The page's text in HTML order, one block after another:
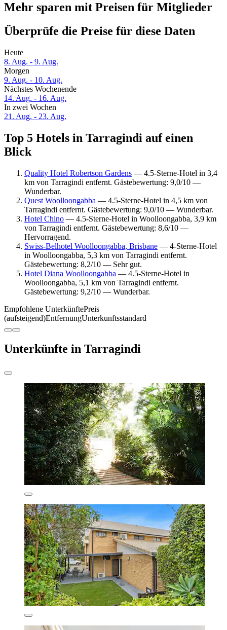
Mehr sparen mit Preisen für Mitglieder
Überprüfe die Preise für diese Daten
Heute
8. Aug. - 9. Aug.
Morgen
9. Aug. - 10. Aug.
Nächstes Wochenende
14. Aug. - 16. Aug.
In zwei Wochen
21. Aug. - 23. Aug.
Top 5 Hotels in Tarragindi auf einen
Blick
Quality Hotel Robertson Gardens — 4.5-Sterne-Hotel in 3,4
km von Tarragindi entfernt. Gästebewertung: 9,0/10 —
Wunderbar.
Quest Woolloongabba — 4.5-Sterne-Hotel in 4,5 km von
Tarragindi entfernt. Gästebewertung: 9,0/10 — Wunderbar.
Hotel Chino — 4.5-Sterne-Hotel in Woolloongabba, 3,9 km
von Tarragindi entfernt. Gästebewertung: 8,6/10 —
Hervorragend.
Swiss-Belhotel Woolloongabba, Brisbane — 4-Sterne-Hotel
in Woolloongabba, 5,3 km von Tarragindi entfernt.
Gästebewertung: 8,2/10 — Sehr gut.
Hotel Diana Woolloongabba — 4.5-Sterne-Hotel in
Woolloongabba, 5,1 km von Tarragindi entfernt.
Gästebewertung: 9,2/10 — Wunderbar.
Empfohlene UnterkünftePreis
(aufsteigend)EntfernungUnterkunftsstandard
Unterkünfte in Tarragindi